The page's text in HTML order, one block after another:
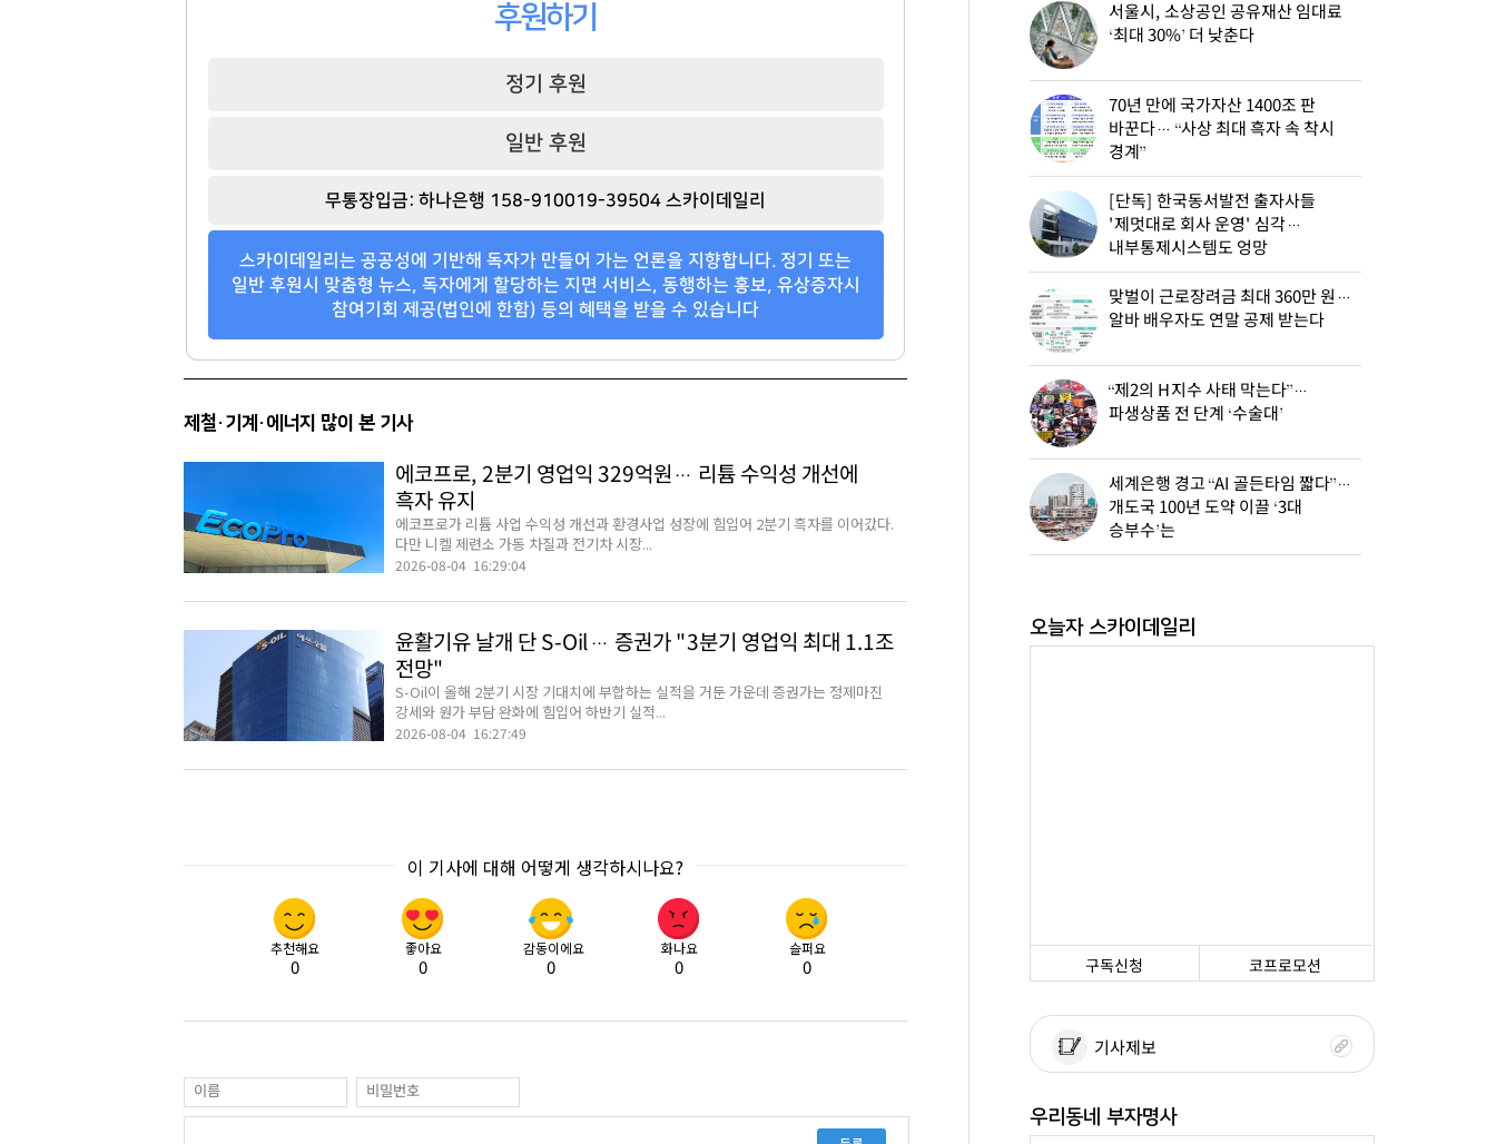
후원하기
정기 후원
일반 후원
무통장입금: 하나은행 158-910019-39504 스카이데일리
스카이데일리는 공공성에 기반해 독자가 만들어 가는 언론을 지향합니다. 정기 또는
일반 후원시 맞춤형 뉴스, 독자에게 할당하는 지면 서비스, 동행하는 홍보, 유상증자시
참여기회 제공(법인에 한함) 등의 혜택을 받을 수 있습니다
제철·기계·에너지 많이 본 기사
에코프로, 2분기 영업익 329억원… 리튬 수익성 개선에
흑자 유지
에코프로가 리튬 사업 수익성 개선과 환경사업 성장에 힘입어 2분기 흑자를 이어갔다.
다만 니켈 제련소 가동 차질과 전기차 시장...
2026-08-04 16:29:04
윤활기유 날개 단 S-Oil… 증권가 "3분기 영업익 최대 1.1조
전망"
S-Oil이 올해 2분기 시장 기대치에 부합하는 실적을 거둔 가운데 증권가는 정제마진
강세와 원가 부담 완화에 힘입어 하반기 실적...
2026-08-04 16:27:49
이 기사에 대해 어떻게 생각하시나요?
추천해요
0
좋아요
0
감동이에요
0
화나요
0
슬퍼요
0
서울시, 소상공인 공유재산 임대료
‘최대 30%’ 더 낮춘다
70년 만에 국가자산 1400조 판
바꾼다… “사상 최대 흑자 속 착시
경계”
[단독] 한국동서발전 출자사들
'제멋대로 회사 운영' 심각…
내부통제시스템도 엉망
맞벌이 근로장려금 최대 360만 원…
알바 배우자도 연말 공제 받는다
“제2의 H지수 사태 막는다”…
파생상품 전 단계 ‘수술대’
세계은행 경고 “AI 골든타임 짧다”…
개도국 100년 도약 이끌 ‘3대
승부수’는
오늘자 스카이데일리
구독신청 코프로모션
기사제보
우리동네 부자명사